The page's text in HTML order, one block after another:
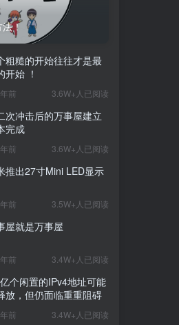
法！
粗糙的开始往往才是最
开始 ！
前 3.6W+人已阅读
次冲击后的万事屋建立
完成
前 3.6W+人已阅读
推出27寸Mini LED显示
前 3.5W+人已阅读
屋就是万事屋
前 3.4W+人已阅读
个闲置的IPv4地址可能
放，但仍面临重重阻碍
前 3.4W+人已阅读